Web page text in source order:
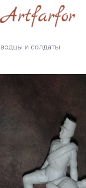
и солдаты